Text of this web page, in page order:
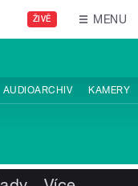
ŽIVĚ MENU
AUDIOARCHIV KAMERY